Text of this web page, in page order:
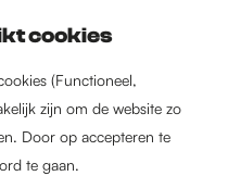
cookies
(Functioneel,
zijn om de website zo
Door op accepteren te
te gaan.
Nieuw-West
Oud-West